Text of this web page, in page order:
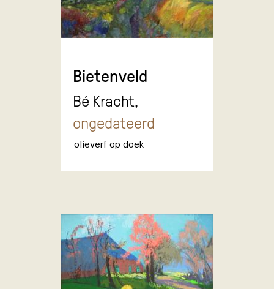
Bietenveld
Bé Kracht,
ongedateerd
olieverf op doek